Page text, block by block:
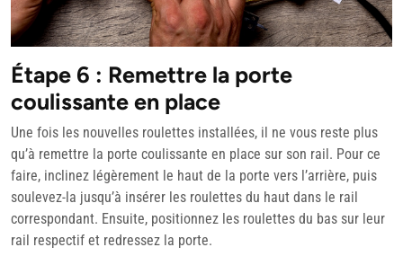
Étape 6 : Remettre la porte
coulissante en place
Une fois les nouvelles roulettes installées, il ne vous reste plus
qu’à remettre la porte coulissante en place sur son rail. Pour ce
faire, inclinez légèrement le haut de la porte vers l’arrière, puis
soulevez-la jusqu’à insérer les roulettes du haut dans le rail
correspondant. Ensuite, positionnez les roulettes du bas sur leur
rail respectif et redressez la porte.